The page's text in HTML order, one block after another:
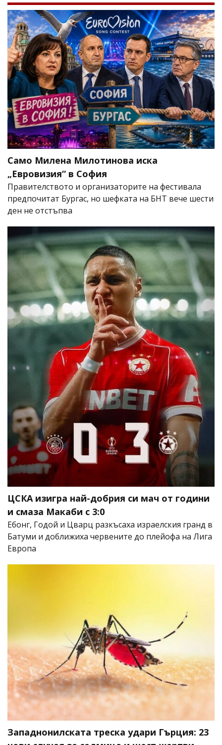
Само Милена Милотинова иска
„Евровизия“ в София
Правителството и организаторите на фестивала
предпочитат Бургас, но шефката на БНТ вече шести
ден не отстъпва
ЦСКА изигра най-добрия си мач от години
и смаза Макаби с 3:0
Ебонг, Годой и Цварц разкъсаха израелския гранд в
Батуми и доближиха червените до плейофа на Лига
Европа
Западнонилската треска удари Гърция: 23